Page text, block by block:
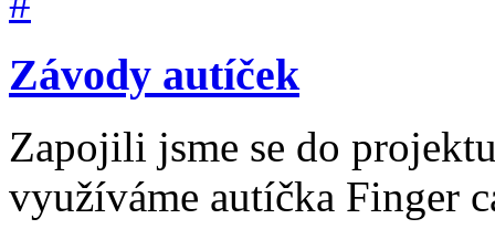
Závody autíček
Zapojili jsme se do
využíváme autíčka Finger